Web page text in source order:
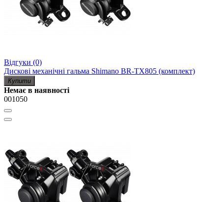
Відгуки (0)
Дискові механічні гальма Shimano BR-TX805 (комплект)
Купити
Немає в наявності
001050